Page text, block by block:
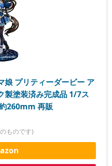
娘 プリティーダービー ア
製塗装済み完成品 1/7ス
260mm 再販
ものです)